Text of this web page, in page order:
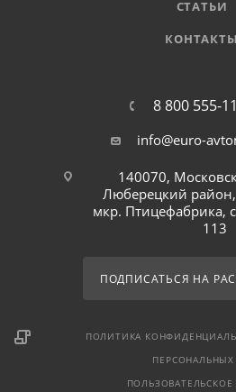
СТАТЬИ
КОНТАКТЫ
8 800 555-
info@euro-
140070,
Люберецкий
мкр. Птицефабрика,
113
ПОДПИСАТЬСЯ НА
ПОЛИТИКА